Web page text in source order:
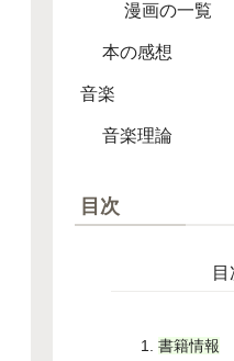
漫画の一覧
本の感想
音楽
音楽理論
目次
目
書籍情報